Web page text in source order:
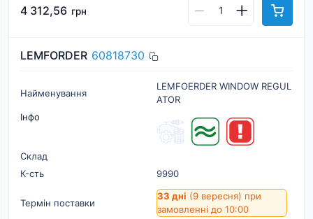
4 312,56 грн
LEMFORDER 60818730
Найменування
LEMFOERDER WINDOW REGUL
ATOR
Інфо
Склад
К-cть
9990
Термін поставки
33 дні (9 вересня) при
замовленні до 10:00